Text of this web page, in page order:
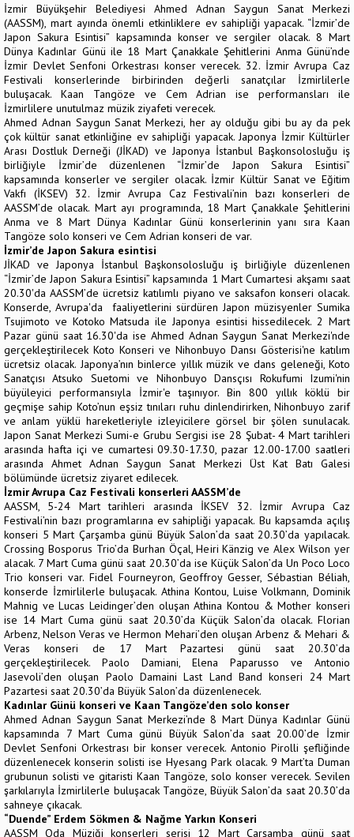
İzmir Büyükşehir Belediyesi Ahmed Adnan Saygun Sanat Merkezi
(AASSM), mart ayında önemli etkinliklere ev sahipliği yapacak. “İzmir’de
Japon Sakura Esintisi” kapsamında konser ve sergiler olacak. 8 Mart
Dünya Kadınlar Günü ile 18 Mart Çanakkale Şehitlerini Anma Günü’nde
İzmir Devlet Senfoni Orkestrası konser verecek. 32. İzmir Avrupa Caz
Festivali konserlerinde birbirinden değerli sanatçılar İzmirlilerle
buluşacak. Kaan Tangöze ve Cem Adrian ise performansları ile
İzmirlilere unutulmaz müzik ziyafeti verecek.
Ahmed Adnan Saygun Sanat Merkezi, her ay olduğu gibi bu ay da pek
çok kültür sanat etkinliğine ev sahipliği yapacak. Japonya İzmir Kültürler
Arası Dostluk Derneği (JİKAD) ve Japonya İstanbul Başkonsolosluğu iş
birliğiyle İzmir’de düzenlenen “İzmir’de Japon Sakura Esintisi”
kapsamında konserler ve sergiler olacak. İzmir Kültür Sanat ve Eğitim
Vakfı (İKSEV) 32. İzmir Avrupa Caz Festivali’nin bazı konserleri de
AASSM’de olacak. Mart ayı programında, 18 Mart Çanakkale Şehitlerini
Anma ve 8 Mart Dünya Kadınlar Günü konserlerinin yanı sıra Kaan
Tangöze solo konseri ve Cem Adrian konseri de var.
İzmir’de Japon Sakura esintisi
JİKAD ve Japonya İstanbul Başkonsolosluğu iş birliğiyle düzenlenen
“İzmir’de Japon Sakura Esintisi” kapsamında 1 Mart Cumartesi akşamı saat
20.30'da AASSM’de ücretsiz katılımlı piyano ve saksafon konseri olacak.
Konserde, Avrupa'da faaliyetlerini sürdüren Japon müzisyenler Sumika
Tsujimoto ve Kotoko Matsuda ile Japonya esintisi hissedilecek. 2 Mart
Pazar günü saat 16.30'da ise Ahmed Adnan Saygun Sanat Merkezi'nde
gerçekleştirilecek Koto Konseri ve Nihonbuyo Dansı Gösterisi'ne katılım
ücretsiz olacak. Japonya’nın binlerce yıllık müzik ve dans geleneği, Koto
Sanatçısı Atsuko Suetomi ve Nihonbuyo Dansçısı Rokufumi Izumi'nin
büyüleyici performansıyla İzmir'e taşınıyor. Bin 800 yıllık köklü bir
geçmişe sahip Koto’nun eşsiz tınıları ruhu dinlendirirken, Nihonbuyo zarif
ve anlam yüklü hareketleriyle izleyicilere görsel bir şölen sunulacak.
Japon Sanat Merkezi Sumi-e Grubu Sergisi ise 28 Şubat- 4 Mart tarihleri
arasında hafta içi ve cumartesi 09.30-17.30, pazar 12.00-17.00 saatleri
arasında Ahmet Adnan Saygun Sanat Merkezi Üst Kat Batı Galesi
bölümünde ücretsiz ziyaret edilecek.
İzmir Avrupa Caz Festivali konserleri AASSM’de
AASSM, 5-24 Mart tarihleri arasında İKSEV 32. İzmir Avrupa Caz
Festivali’nin bazı programlarına ev sahipliği yapacak. Bu kapsamda açılış
konseri 5 Mart Çarşamba günü Büyük Salon’da saat 20.30’da yapılacak.
Crossing Bosporus Trio’da Burhan Öçal, Heiri Känzig ve Alex Wilson yer
alacak. 7 Mart Cuma günü saat 20.30’da ise Küçük Salon’da Un Poco Loco
Trio konseri var. Fidel Fourneyron, Geoffroy Gesser, Sébastian Béliah,
konserde İzmirlilerle buluşacak. Athina Kontou, Luise Volkmann, Dominik
Mahnig ve Lucas Leidinger’den oluşan Athina Kontou & Mother konseri
ise 14 Mart Cuma günü saat 20.30’da Küçük Salon’da olacak. Florian
Arbenz, Nelson Veras ve Hermon Mehari’den oluşan Arbenz & Mehari &
Veras konseri de 17 Mart Pazartesi günü saat 20.30’da
gerçekleştirilecek. Paolo Damiani, Elena Paparusso ve Antonio
Jasevoli’den oluşan Paolo Damaini Last Land Band konseri 24 Mart
Pazartesi saat 20.30’da Büyük Salon’da düzenlenecek.
Kadınlar Günü konseri ve Kaan Tangöze’den solo konser
Ahmed Adnan Saygun Sanat Merkezi’nde 8 Mart Dünya Kadınlar Günü
kapsamında 7 Mart Cuma günü Büyük Salon’da saat 20.00’de İzmir
Devlet Senfoni Orkestrası bir konser verecek. Antonio Pirolli şefliğinde
düzenlenecek konserin solisti ise Hyesang Park olacak. 9 Mart’ta Duman
grubunun solisti ve gitaristi Kaan Tangöze, solo konser verecek. Sevilen
şarkılarıyla İzmirlilerle buluşacak Tangöze, Büyük Salon’da saat 20.30’da
sahneye çıkacak.
“Duende” Erdem Sökmen & Nağme Yarkın Konseri
AASSM Oda Müziği konserleri serisi 12 Mart Çarşamba günü saat